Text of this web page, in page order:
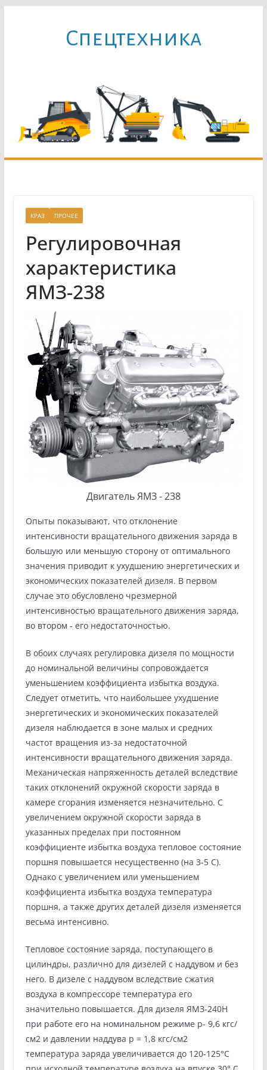
содержимомуCпецтехника
КРАЗ ПРОЧЕЕ
Регулировочная
характеристика
ЯМЗ-238
Двигатель ЯМЗ - 238
Опыты показывают, что отклонение
интенсивности вращательного движения заряда в
большую или меньшую сторону от оптимального
значения приводит к ухудшению энергетических и
экономических показателей дизеля. В первом
случае это обусловлено чрезмерной
интенсивностью вращательного движения заряда,
во втором - его недостаточностью.
В обоих случаях регулировка дизеля по мощности
до номинальной величины сопровождается
уменьшением коэффициента избытка воздуха.
Следует отметить, что наибольшее ухудшение
энергетических и экономических показателей
дизеля наблюдается в зоне малых и средних
частот вращения из-за недостаточной
интенсивности вращательного движения заряда.
Механическая напряженность деталей вследствие
таких отклонений окружной скорости заряда в
камере сгорания изменяется незначительно. С
увеличением окружной скорости заряда в
указанных пределах при постоянном
коэффициенте избытка воздуха тепловое состояние
поршня повышается несущественно (на 3-5 С).
Однако с увеличением или уменьшением
коэффициента избытка воздуха температура
поршня, а также других деталей дизеля изменяется
весьма интенсивно.
Тепловое состояние заряда, поступающего в
цилиндры, различно для дизелей с наддувом и без
него. В дизеле с наддувом вследствие сжатия
воздуха в компрессоре температура его
значительно повышается. Для дизеля ЯМЗ-240Н
при работе его на номинальном режиме p- 9,6 кгс/
см2 и давлении наддува р = 1,8 кгс/см2
температура заряда увеличивается до 120-125°С